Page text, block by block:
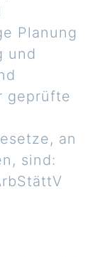
Planung
und
geprüfte
an
sind: